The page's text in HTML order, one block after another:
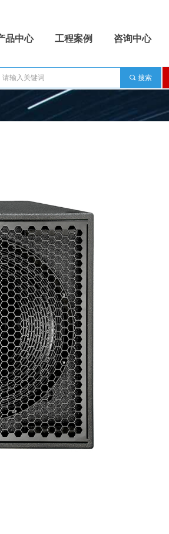
品中心 工程案例
工程案例
咨询中心
끠 搜索